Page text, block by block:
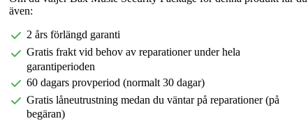
även:
2 års förlängd garanti
Gratis frakt vid behov av reparationer under hela
garantiperioden
60 dagars provperiod (normalt 30 dagar)
Gratis låneutrustning medan du väntar på reparationer (på
begäran)